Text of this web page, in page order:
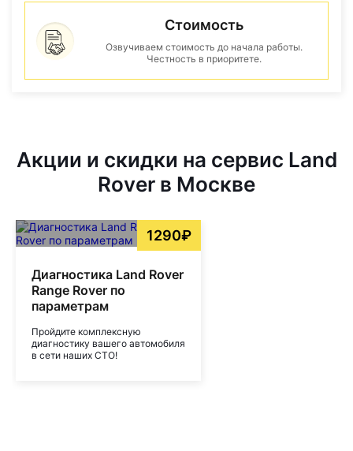
Стоимость
Озвучиваем стоимость до начала работы.
Честность в приоритете.
Акции и скидки на сервис Land
Rover в Москве
1290₽
Диагностика Land Rover
Range Rover по
параметрам
Пройдите комплексную
диагностику вашего автомобиля
в сети наших СТО!